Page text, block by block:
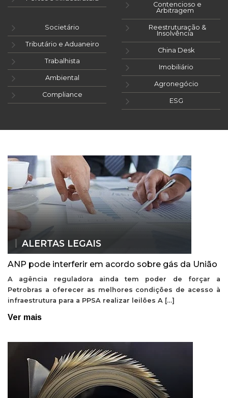
Contencioso e
Arbitragem
Societário
Tributário e Aduaneiro
Trabalhista
Ambiental
Compliance
Reestruturação &
Insolvência
China Desk
Imobiliário
Agronegócio
ESG
ALERTAS LEGAIS
ANP pode interferir em acordo sobre gás da União
A agência reguladora ainda tem poder de forçar a
Petrobras a oferecer as melhores condições de acesso à
infraestrutura para a PPSA realizar leilões A […]
Ver mais